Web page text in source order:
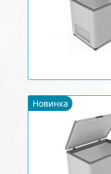
Новинка